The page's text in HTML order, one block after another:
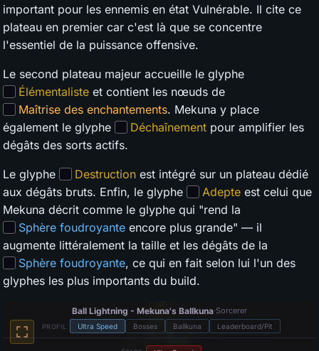
important pour les ennemis en état Vulnérable. Il cite ce
plateau en premier car c'est là que se concentre
l'essentiel de la puissance offensive.
Le second plateau majeur accueille le glyphe
Élémentaliste et contient les nœuds de
Maîtrise des enchantements. Mekuna y place
également le glyphe
Déchaînement pour amplifier les
dégâts des sorts actifs.
Le glyphe Destruction est intégré sur un plateau dédié
aux dégâts bruts. Enfin, le glyphe
Adepte est celui que
Mekuna décrit comme le glyphe qui "rend la
Sphère foudroyante encore plus grande" — il
augmente littéralement la taille et les dégâts de la
Sphère foudroyante, ce qui en fait selon lui l'un des
glyphes les plus importants du build.